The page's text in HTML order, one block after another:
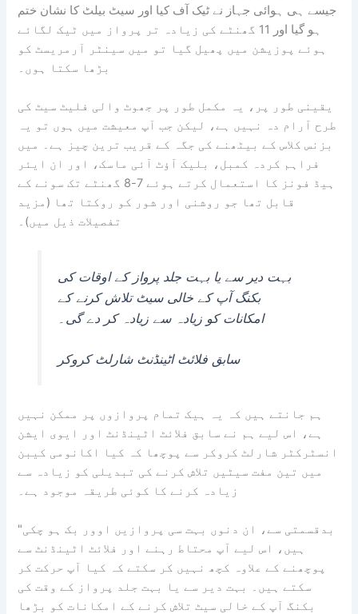
جیسے ہی ہوائی جہاز نے ٹیک آف کیا اور سیٹ بیلٹ کا نشان ختم
ہو گیا اور 11 گھنٹے کی زیادہ تر پرواز میں ٹیک لگائے
ہوئے پوزیشن میں پھیل گیا تو میں سینٹر آرمریسٹ کو
بڑھا سکتا ہوں۔
یقینی طور پر، یہ مکمل طور پر جھوٹ والی فلیٹ سیٹ کی
طرح آرام دہ نہیں ہے، لیکن جب آپ معیشت میں ہوں تو یہ
بزنس کلاس کے بیٹھنے کی جگہ کے قریب ترین چیز ہے۔ میں
فراہم کردہ کمبل، بلیک آؤٹ آئی ماسک، اور ان ایئر
ہیڈ فونز کا استعمال کرتے ہوئے 7-8 گھنٹے تک سونے کے
قابل تھا جو روشنی اور شور کو روکتا تھا (مزید
تفصیلات ذیل میں)۔
بہت دیر سے یا بہت جلد پرواز کے اوقات کی
بکنگ آپ کے خالی سیٹ تلاش کرنے کے
امکانات کو زیادہ سے زیادہ کر دے گی۔
سابق فلائٹ اٹینڈنٹ شارلٹ کروکر
ہم جانتے ہیں کہ یہ ہیک تمام پروازوں پر ممکن نہیں
ہے، اس لیے ہم نے سابق فلائٹ اٹینڈنٹ اور ایوی ایشن
انسٹرکٹر شارلٹ کروکر سے پوچھا کہ کیا اکانومی کیبن
میں تین مفت سیٹیں تلاش کرنے کی تبدیلی کو زیادہ سے
زیادہ کرنے کا کوئی طریقہ موجود ہے۔
"بدقسمتی سے، ان دنوں بہت سی پروازیں اوور بک ہو چکی
ہیں، اس لیے آپ محتاط رہنے اور فلائٹ اٹینڈنٹ سے
پوچھنے کے علاوہ کچھ نہیں کر سکتے کہ کیا آپ حرکت کر
سکتے ہیں۔ بہت دیر سے یا بہت جلد پرواز کے وقت کی
بکنگ آپ کے خالی سیٹ تلاش کرنے کے امکانات کو بڑھا